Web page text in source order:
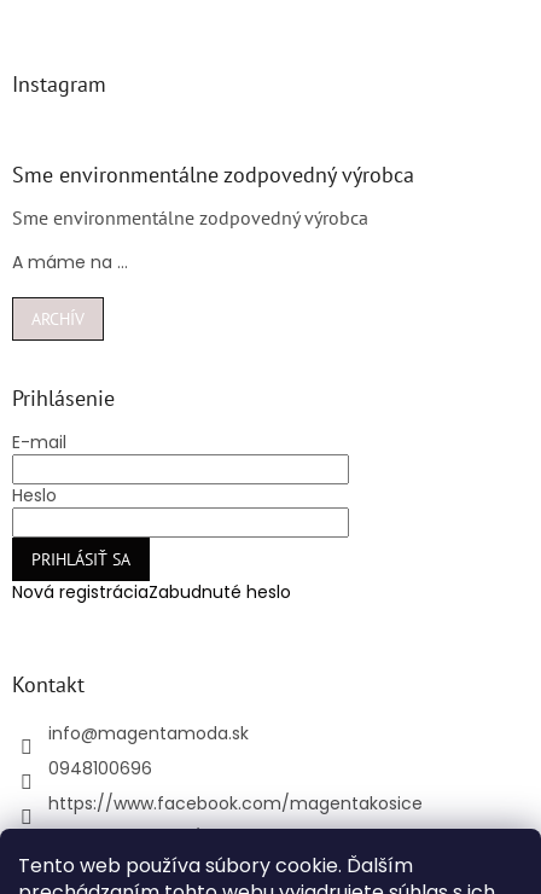
Tento web používa súbory cookie. Ďalším
Instagram
Sme environmentálne zodpovedný výrobca
Sme environmentálne zodpovedný výrobca
A máme na ...
ARCHÍV
Prihlásenie
E-mail
Heslo
PRIHLÁSIŤ SA
Nová registráciaZabudnuté heslo
Kontakt
info@magentamoda.sk
0948100696
https://www.facebook.com/magentakosice
+421948100696